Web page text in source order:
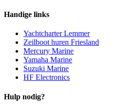
Handige links
Yachtcharter Lemmer
Zeilboot huren Friesland
Mercury Marine
Yamaha Marine
Suzuki Marine
HF Electronics
Hulp nodig?